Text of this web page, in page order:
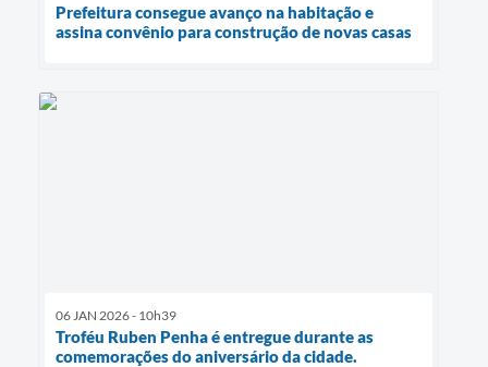
Prefeitura consegue avanço na habitação e
assina convênio para construção de novas casas
06 JAN 2026 - 10h39
Troféu Ruben Penha é entregue durante as
comemorações do aniversário da cidade.